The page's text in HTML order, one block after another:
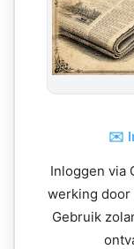
✉️
Inloggen via
werking
Gebruik